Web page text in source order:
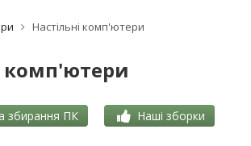
Настільні комп'ютери
комп'ютери
збирання ПК Наші зборки